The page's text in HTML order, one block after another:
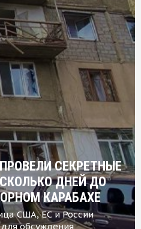
СЕКРЕТНЫЕ
ДНЕЙ ДО
КАРАБАХЕ
США, ЕС и России
обсуждения